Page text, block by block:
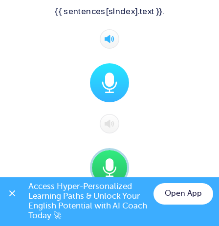
{{ sentences[sIndex].text }}.
Chat on LINE
Access Hyper-Personalized
Learning Paths & Unlock Your
English Potential with AI Coach
Today 🚀
Open App